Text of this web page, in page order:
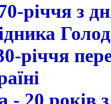
річчя з
річчя